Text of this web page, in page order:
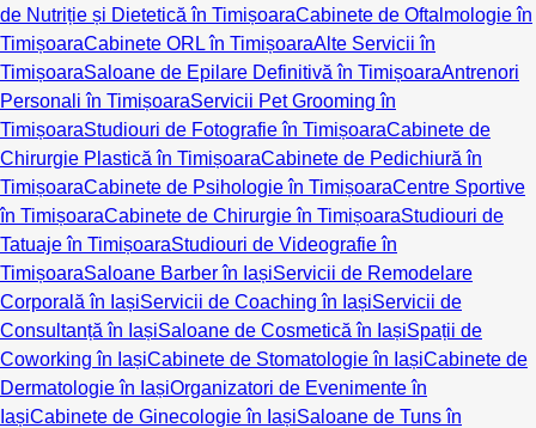
de Nutriție și Dietetică în TimișoaraCabinete de Oftalmologie în
TimișoaraCabinete ORL în TimișoaraAlte Servicii în
TimișoaraSaloane de Epilare Definitivă în TimișoaraAntrenori
Personali în TimișoaraServicii Pet Grooming în
TimișoaraStudiouri de Fotografie în TimișoaraCabinete de
Chirurgie Plastică în TimișoaraCabinete de Pedichiură în
TimișoaraCabinete de Psihologie în TimișoaraCentre Sportive
în TimișoaraCabinete de Chirurgie în TimișoaraStudiouri de
Tatuaje în TimișoaraStudiouri de Videografie în
TimișoaraSaloane Barber în IașiServicii de Remodelare
Corporală în IașiServicii de Coaching în IașiServicii de
Consultanță în IașiSaloane de Cosmetică în IașiSpații de
Coworking în IașiCabinete de Stomatologie în IașiCabinete de
Dermatologie în IașiOrganizatori de Evenimente în
IașiCabinete de Ginecologie în IașiSaloane de Tuns în